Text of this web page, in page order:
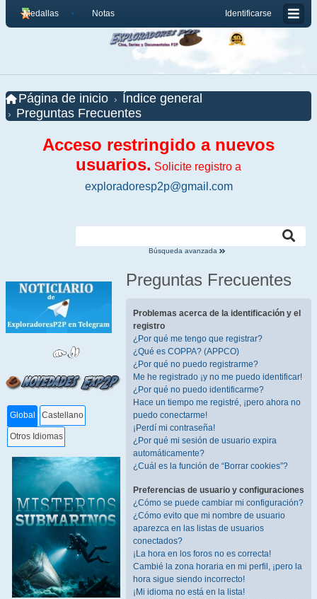
Identificarse
Medallas Notas
Página de inicio
Índice general
Preguntas Frecuentes
Acceso restringido a nuevos
usuarios. Solicite registro a
exploradoresp2p@gmail.com
Búsqueda avanzada
Global Castellano
Otros Idiomas
Preguntas Frecuentes
Problemas acerca de la identificación y el
registro
¿Por qué me tengo que registrar?
¿Qué es COPPA? (APPCO)
¿Por qué no puedo registrarme?
Me he registrado ¡y no me puedo identificar!
¿Por qué no puedo identificarme?
Hace un tiempo me registré, ¡pero ahora no
puedo conectarme!
¡Perdí mi contraseña!
¿Por qué mi sesión de usuario expira
automáticamente?
¿Cuál es la función de “Borrar cookies”?
Preferencias de usuario y configuraciones
¿Cómo se puede cambiar mi configuración?
¿Cómo evito que mi nombre de usuario
aparezca en las listas de usuarios
conectados?
¡La hora en los foros no es correcta!
Cambié la zona horaria en mi perfil, ¡pero la
hora sigue siendo incorrecto!
¡Mi idioma no está en la lista!